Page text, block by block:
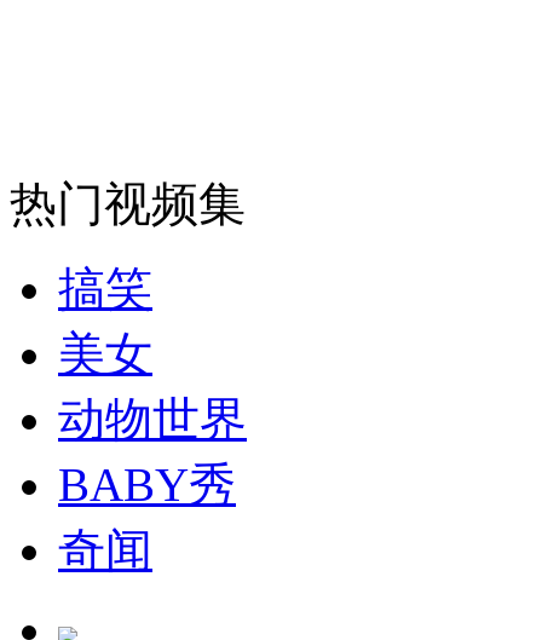
消防员救轻生者 花炮节热闹非凡
司机酒驾遇交警 急速倒车逃窜
热门视频集
搞笑
美女
动物世界
BABY秀
奇闻